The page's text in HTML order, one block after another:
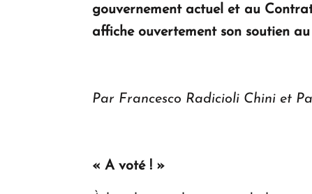
gouvernement actuel et au
affiche ouvertement son soutien
Par Francesco Radicioli Chini et
« A voté ! »